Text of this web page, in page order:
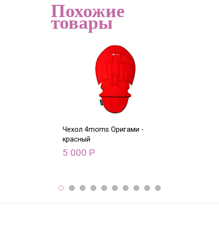
Похожие
товары
Чехол 4moms Оригами -
красный
5 000 Р